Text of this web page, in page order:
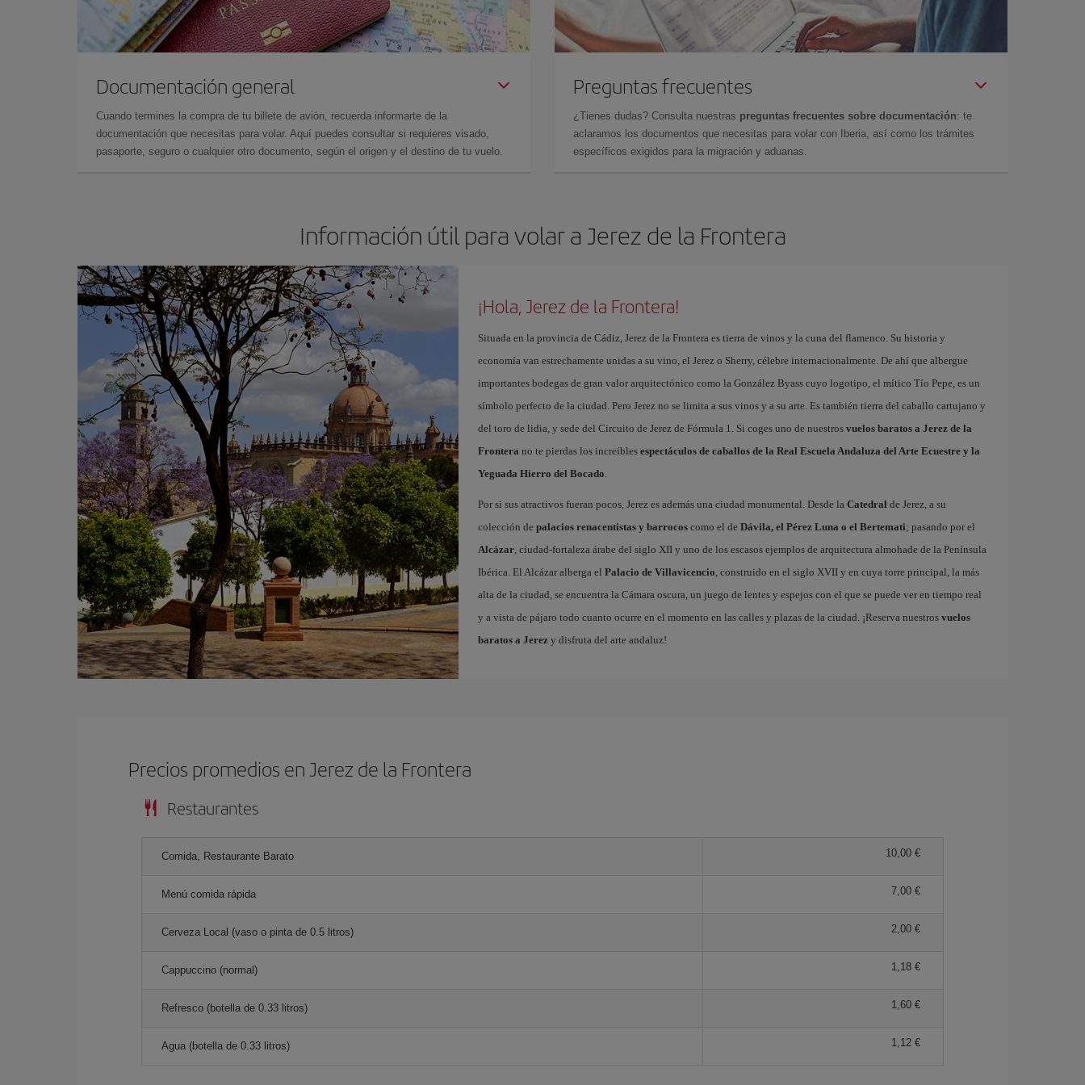
Documentación general
Cuando termines la compra de tu billete de avión, recuerda informarte de la
documentación que necesitas para volar. Aquí puedes consultar si requieres visado,
pasaporte, seguro o cualquier otro documento, según el origen y el destino de tu vuelo.
Preguntas frecuentes
¿Tienes dudas? Consulta nuestras preguntas frecuentes sobre documentación: te
aclaramos los documentos que necesitas para volar con Iberia, así como los trámites
específicos exigidos para la migración y aduanas.
Información útil para volar a Jerez de la Frontera
¡Hola, Jerez de la Frontera!
Situada en la provincia de Cádiz, Jerez de la Frontera es tierra de vinos y la cuna del flamenco. Su historia y
economía van estrechamente unidas a su vino, el Jerez o Sherry, célebre internacionalmente. De ahí que albergue
importantes bodegas de gran valor arquitectónico como la González Byass cuyo logotipo, el mítico Tío Pepe, es un
símbolo perfecto de la ciudad. Pero Jerez no se limita a sus vinos y a su arte. Es también tierra del caballo cartujano y
del toro de lidia, y sede del Circuito de Jerez de Fórmula 1. Si coges uno de nuestros vuelos baratos a Jerez de la
Frontera no te pierdas los increíbles espectáculos de caballos de la Real Escuela Andaluza del Arte Ecuestre y la
Yeguada Hierro del Bocado.
Por si sus atractivos fueran pocos, Jerez es además una ciudad monumental. Desde la Catedral de Jerez, a su
colección de palacios renacentistas y barrocoscomo el de Dávila, el Pérez Luna o el Bertemati; pasando por el
Alcázar, ciudad-fortaleza árabe del siglo XII y uno de los escasos ejemplos de arquitectura almohade de la Península
Ibérica. El Alcázar alberga el Palacio de Villavicencio, construido en el siglo XVII y en cuya torre principal, la más
alta de la ciudad, se encuentra la Cámara oscura, un juego de lentes y espejos con el que se puede ver en tiempo real
y a vista de pájaro todo cuanto ocurre en el momento en las calles y plazas de la ciudad. ¡Reserva nuestros vuelos
baratos a Jerezy disfruta del arte andaluz!
Precios promedios en Jerez de la Frontera
Restaurantes
Comida, Restaurante Barato 10,00 €
Menú comida rápida 7,00 €
Cerveza Local (vaso o pinta de 0.5 litros) 2,00 €
Cappuccino (normal) 1,18 €
Refresco (botella de 0.33 litros) 1,60 €
Agua (botella de 0.33 litros) 1,12 €